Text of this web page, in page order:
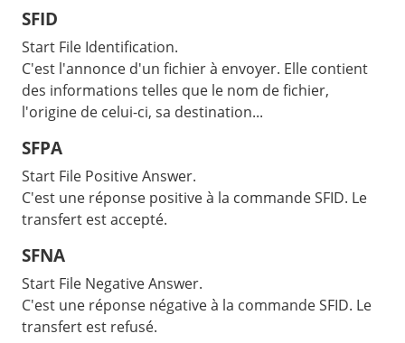
SFID
Start File Identification.
C'est l'annonce d'un fichier à envoyer. Elle contient
des informations telles que le nom de fichier,
l'origine de celui-ci, sa destination...
SFPA
Start File Positive Answer.
C'est une réponse positive à la commande SFID. Le
transfert est accepté.
SFNA
Start File Negative Answer.
C'est une réponse négative à la commande SFID. Le
transfert est refusé.